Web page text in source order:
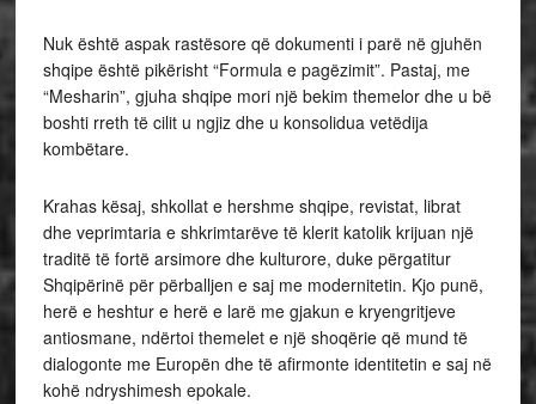
Nuk është aspak rastësore që dokumenti i parë në gjuhën
shqipe është pikërisht “Formula e pagëzimit”. Pastaj, me
“Mesharin”, gjuha shqipe mori një bekim themelor dhe u bë
boshti rreth të cilit u ngjiz dhe u konsolidua vetëdija
kombëtare.
Krahas kësaj, shkollat e hershme shqipe, revistat, librat
dhe veprimtaria e shkrimtarëve të klerit katolik krijuan një
traditë të fortë arsimore dhe kulturore, duke përgatitur
Shqipërinë për përballjen e saj me modernitetin. Kjo punë,
herë e heshtur e herë e larë me gjakun e kryengritjeve
antiosmane, ndërtoi themelet e një shoqërie që mund të
dialogonte me Europën dhe të afirmonte identitetin e saj në
kohë ndryshimesh epokale.